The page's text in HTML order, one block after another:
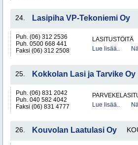
24. Lasipiha VP-Tekoniemi Oy
Puh. (06) 312 2536
Puh. 0500 668 441
Faksi (06) 312 2508
LASITUSTÖITÄ
Lue lisää..
25. Kokkolan Lasi ja Tarvike Oy
Puh. (06) 831 2042
Puh. 040 582 4042
Faksi (06) 831 4777
Lue lisää..
26. Kouvolan Laatulasi Oy